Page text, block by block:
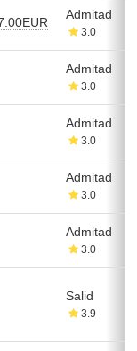
Admitad
3.0
Admitad
3.0
Admitad
3.0
Admitad
3.0
Admitad
3.0
Salid
3.9